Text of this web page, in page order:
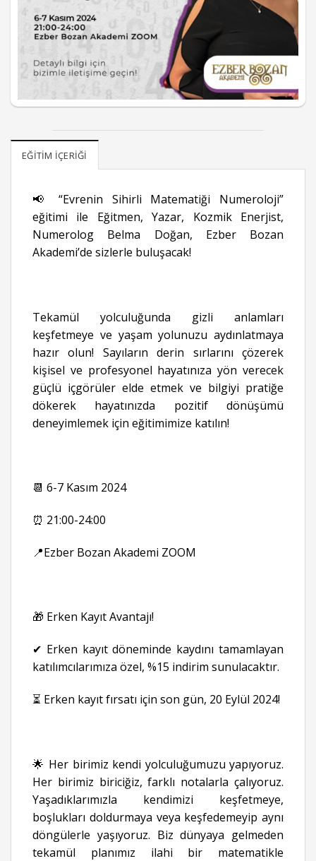
EĞITIM İÇERIĞI
📢 “Evrenin Sihirli Matematiği Numeroloji”
eğitimi ile Eğitmen, Yazar, Kozmik Enerjist,
Numerolog Belma Doğan, Ezber Bozan
Akademi’de sizlerle buluşacak!
Tekamül yolculuğunda gizli anlamları
keşfetmeye ve yaşam yolunuzu aydınlatmaya
hazır olun! Sayıların derin sırlarını çözerek
kişisel ve profesyonel hayatınıza yön verecek
güçlü içgörüler elde etmek ve bilgiyi pratiğe
dökerek hayatınızda pozitif dönüşümü
deneyimlemek için eğitimimize katılın!
📆 6-7 Kasım 2024
⏰ 21:00-24:00
📍Ezber Bozan Akademi ZOOM
🎁 Erken Kayıt Avantajı!
✔ Erken kayıt döneminde kaydını tamamlayan
katılımcılarımıza özel, %15 indirim sunulacaktır.
⏳ Erken kayıt fırsatı için son gün, 20 Eylül 2024!
🌟 Her birimiz kendi yolculuğumuzu yapıyoruz.
Her birimiz biriciğiz, farklı notalarla çalıyoruz.
Yaşadıklarımızla kendimizi keşfetmeye,
boşlukları doldurmaya veya keşfedemeyip aynı
döngülerle yaşıyoruz. Biz dünyaya gelmeden
tekamül planımız ilahi bir matematikle